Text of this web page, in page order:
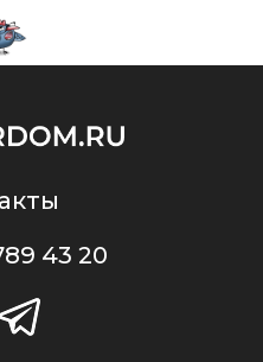
43 20